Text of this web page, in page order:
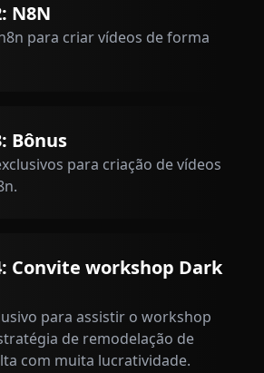
N8N
para criar vídeos de forma
Bônus
para criação de vídeos
Convite workshop Dark
para assistir o workshop
de remodelação de
com muita lucratividade.